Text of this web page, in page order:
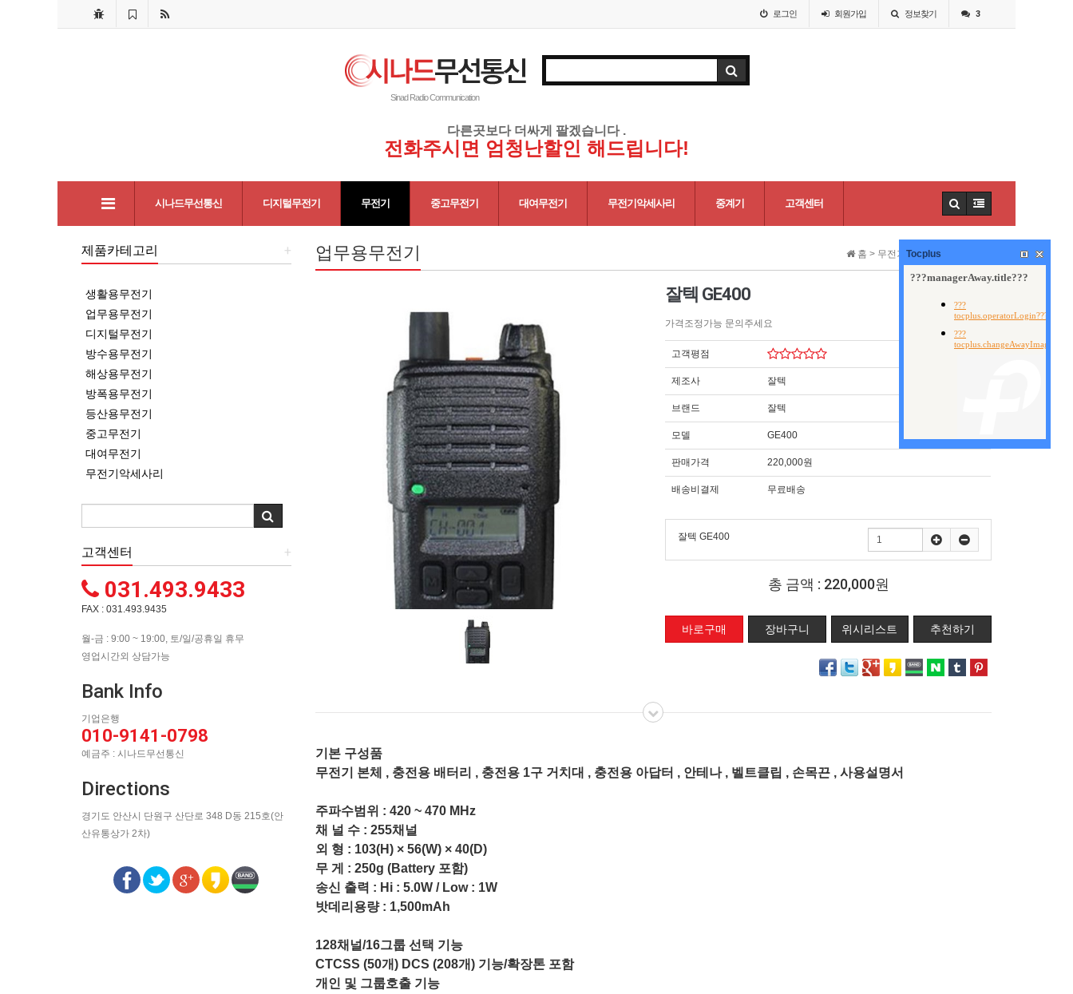
로그인 회원가입 정보찾기 3
Sinad Radio Communication
다른곳보다 더싸게 팔겠습니다 .
전화주시면 엄청난할인 해드립니다!
시나드무선통신 디지털무전기 무전기 중고무전기 대여무전기 무전기악세사리 중계기 고객센터
홈 > 무전기 >업무용무전기(58)
업무용무전기
잘텍 GE400
가격조정가능 문의주세요
고객평점
제조사 잘텍
브랜드 잘텍
모델 GE400
판매가격 220,000원
배송비결제 무료배송
잘텍 GE400
총 금액 : 220,000원
위시리스트 추천하기
기본 구성품
무전기 본체 , 충전용 배터리 , 충전용 1구 거치대 , 충전용 아답터 , 안테나 , 벨트클립 , 손목끈 , 사용설명서
주파수범위 : 420 ~ 470 MHz
채 널 수 : 255채널
외 형 : 103(H) × 56(W) × 40(D)
무 게 : 250g (Battery 포함)
송신 출력 : Hi : 5.0W / Low : 1W
밧데리용량 : 1,500mAh
128채널/16그룹 선택 기능
CTCSS (50개) DCS (208개) 기능/확장톤 포함
개인 및 그룹호출 기능
+
제품카테고리
생활용무전기
업무용무전기
디지털무전기
방수용무전기
해상용무전기
방폭용무전기
등산용무전기
중고무전기
대여무전기
무전기악세사리
+
고객센터
031.493.9433
FAX : 031.493.9435
월-금 : 9:00 ~ 19:00, 토/일/공휴일 휴무
영업시간외 상담가능
Bank Info
기업은행
010-9141-0798
예금주 : 시나드무선통신
Directions
경기도 안산시 단원구 산단로 348 D동 215호(안
산유통상가 2차)
Tocplus